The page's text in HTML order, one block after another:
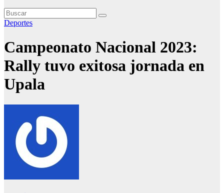
Deportes
Campeonato Nacional 2023:
Rally tuvo exitosa jornada en
Upala